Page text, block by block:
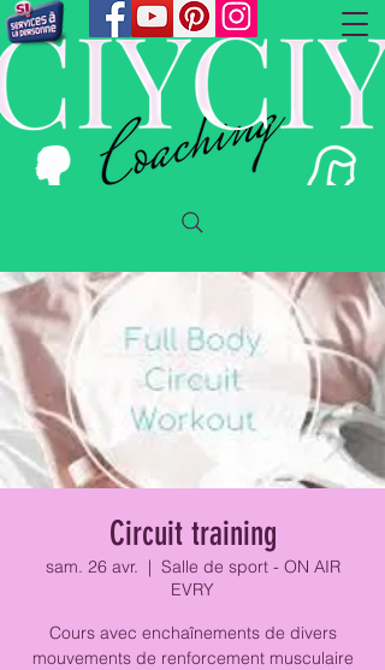
Circuit training
sam. 26 avr.
  |
Salle de sport - ON AIR
EVRY
Cours avec enchaînements de divers
mouvements de renforcement musculaire